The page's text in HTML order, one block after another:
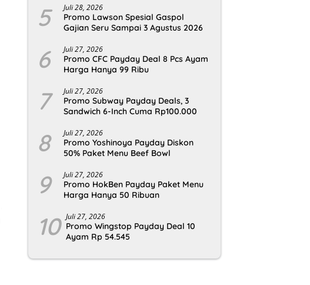
5 Juli 28, 2026
Promo Lawson Spesial Gaspol
Gajian Seru Sampai 3 Agustus 2026
6 Juli 27, 2026
Promo CFC Payday Deal 8 Pcs Ayam
Harga Hanya 99 Ribu
7 Juli 27, 2026
Promo Subway Payday Deals, 3
Sandwich 6-Inch Cuma Rp100.000
8 Juli 27, 2026
Promo Yoshinoya Payday Diskon
50% Paket Menu Beef Bowl
9 Juli 27, 2026
Promo HokBen Payday Paket Menu
Harga Hanya 50 Ribuan
10 Juli 27, 2026
Promo Wingstop Payday Deal 10
Ayam Rp 54.545